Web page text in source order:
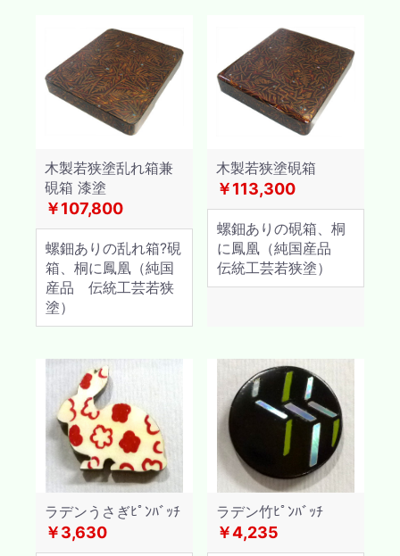
木製若狭塗乱れ箱兼
硯箱 漆塗
￥107,800
螺鈿ありの乱れ箱?硯
箱、桐に鳳凰（純国
産品 伝統工芸若狭
塗）
木製若狭塗硯箱
￥113,300
螺鈿ありの硯箱、桐
に鳳凰（純国産品
伝統工芸若狭塗）
ラデンうさぎﾋﾟﾝﾊﾞｯﾁ
￥3,630
ラデン竹ﾋﾟﾝﾊﾞｯﾁ
￥4,235